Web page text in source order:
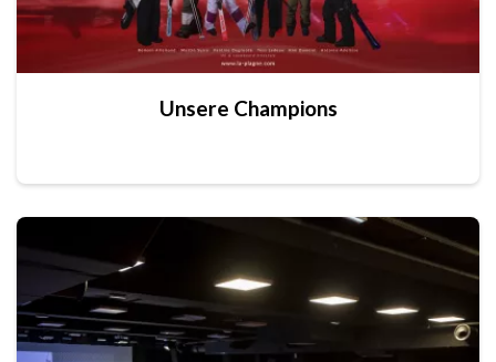
Unsere Champions